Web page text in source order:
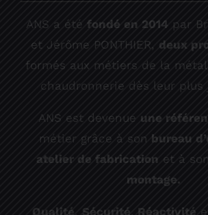
ANS a été fondé en 2014 par
et Jérôme PONTHIER, deux
formés aux métiers de la
chaudronnerie dès leur plus
ANS est devenue une
métier grâce à son bureau
atelier de fabrication et à son
montage.
Qualité Sécurité Réactivité